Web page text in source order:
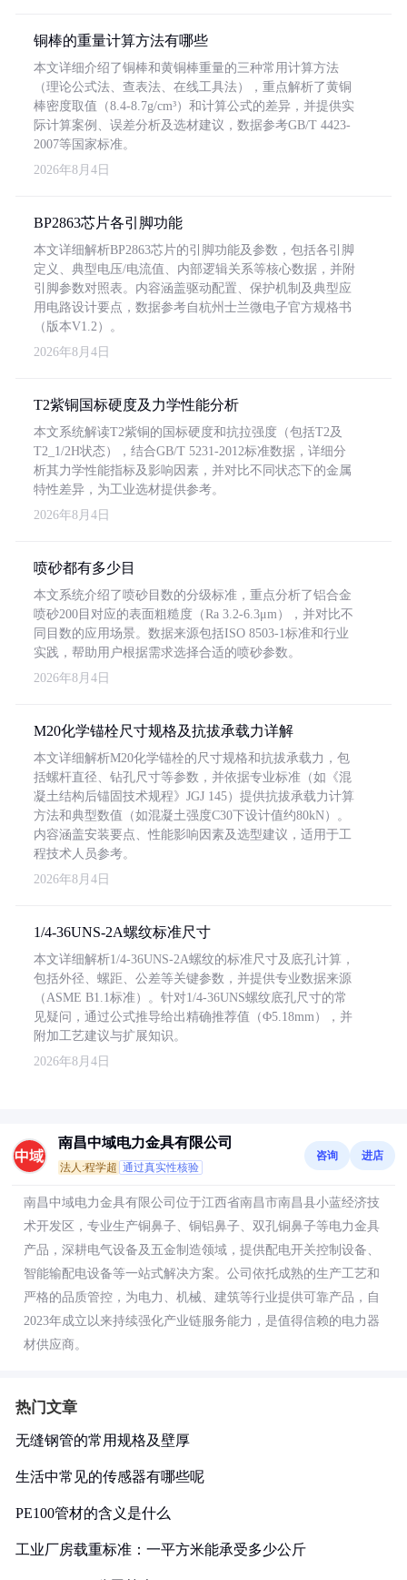
铜棒的重量计算方法有哪些
本文详细介绍了铜棒和黄铜棒重量的三种常用计算方法
（理论公式法、查表法、在线工具法），重点解析了黄铜
棒密度取值（8.4-8.7g/cm³）和计算公式的差异，并提供实
际计算案例、误差分析及选材建议，数据参考GB/T 4423-
2007等国家标准。
2026年8月4日
BP2863芯片各引脚功能
本文详细解析BP2863芯片的引脚功能及参数，包括各引脚
定义、典型电压/电流值、内部逻辑关系等核心数据，并附
引脚参数对照表。内容涵盖驱动配置、保护机制及典型应
用电路设计要点，数据参考自杭州士兰微电子官方规格书
（版本V1.2）。
2026年8月4日
T2紫铜国标硬度及力学性能分析
本文系统解读T2紫铜的国标硬度和抗拉强度（包括T2及
T2_1/2H状态），结合GB/T 5231-2012标准数据，详细分
析其力学性能指标及影响因素，并对比不同状态下的金属
特性差异，为工业选材提供参考。
2026年8月4日
喷砂都有多少目
本文系统介绍了喷砂目数的分级标准，重点分析了铝合金
喷砂200目对应的表面粗糙度（Ra 3.2-6.3μm），并对比不
同目数的应用场景。数据来源包括ISO 8503-1标准和行业
实践，帮助用户根据需求选择合适的喷砂参数。
2026年8月4日
M20化学锚栓尺寸规格及抗拔承载力详解
本文详细解析M20化学锚栓的尺寸规格和抗拔承载力，包
括螺杆直径、钻孔尺寸等参数，并依据专业标准（如《混
凝土结构后锚固技术规程》JGJ 145）提供抗拔承载力计算
方法和典型数值（如混凝土强度C30下设计值约80kN）。
内容涵盖安装要点、性能影响因素及选型建议，适用于工
程技术人员参考。
2026年8月4日
1/4-36UNS-2A螺纹标准尺寸
本文详细解析1/4-36UNS-2A螺纹的标准尺寸及底孔计算，
包括外径、螺距、公差等关键参数，并提供专业数据来源
（ASME B1.1标准）。针对1/4-36UNS螺纹底孔尺寸的常
见疑问，通过公式推导给出精确推荐值（Φ5.18mm），并
附加工艺建议与扩展知识。
2026年8月4日
南昌中域电力金具有限公司
法人:程学超 通过真实性核验
咨询 进店
南昌中域电力金具有限公司位于江西省南昌市南昌县小蓝经济技
术开发区，专业生产铜鼻子、铜铝鼻子、双孔铜鼻子等电力金具
产品，深耕电气设备及五金制造领域，提供配电开关控制设备、
智能输配电设备等一站式解决方案。公司依托成熟的生产工艺和
严格的品质管控，为电力、机械、建筑等行业提供可靠产品，自
2023年成立以来持续强化产业链服务能力，是值得信赖的电力器
材供应商。
热门文章
无缝钢管的常用规格及壁厚
生活中常见的传感器有哪些呢
PE100管材的含义是什么
工业厂房载重标准：一平方米能承受多少公斤